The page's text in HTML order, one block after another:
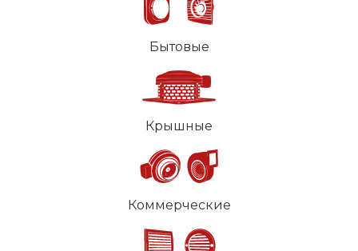
Бытовые
Крышные
Коммерческие